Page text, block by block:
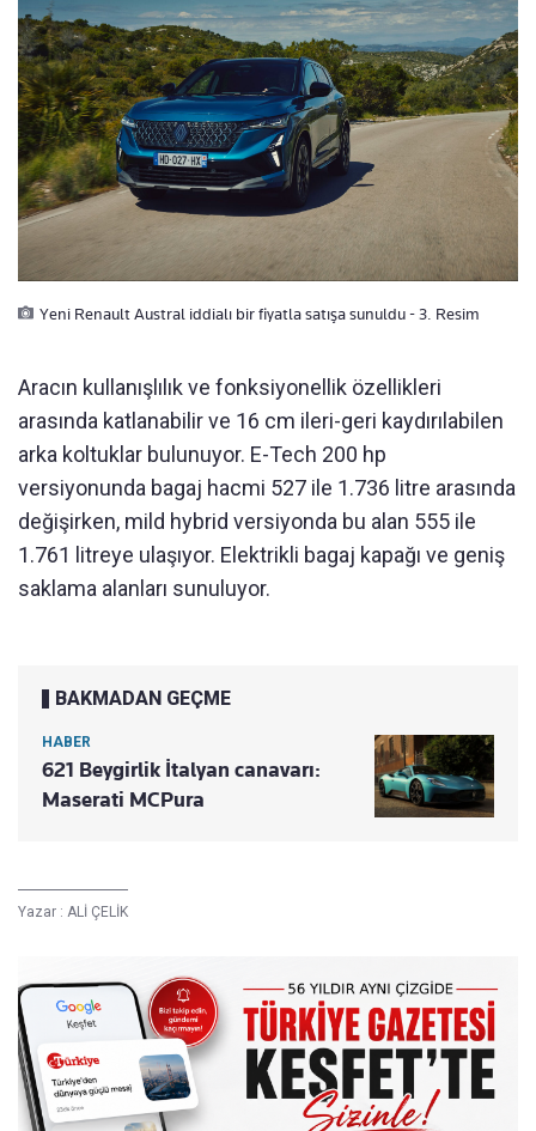
Yeni Renault Austral iddialı bir fiyatla satışa sunuldu - 3. Resim
Aracın kullanışlılık ve fonksiyonellik özellikleri
arasında katlanabilir ve 16 cm ileri-geri kaydırılabilen
arka koltuklar bulunuyor. E-Tech 200 hp
versiyonunda bagaj hacmi 527 ile 1.736 litre arasında
değişirken, mild hybrid versiyonda bu alan 555 ile
1.761 litreye ulaşıyor. Elektrikli bagaj kapağı ve geniş
saklama alanları sunuluyor.
BAKMADAN GEÇME
HABER
621 Beygirlik İtalyan canavarı:
Maserati MCPura
Yazar : ALİ ÇELİK